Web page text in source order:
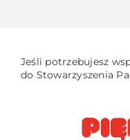
Jeśli potrzebujesz
do Stowarzyszenia